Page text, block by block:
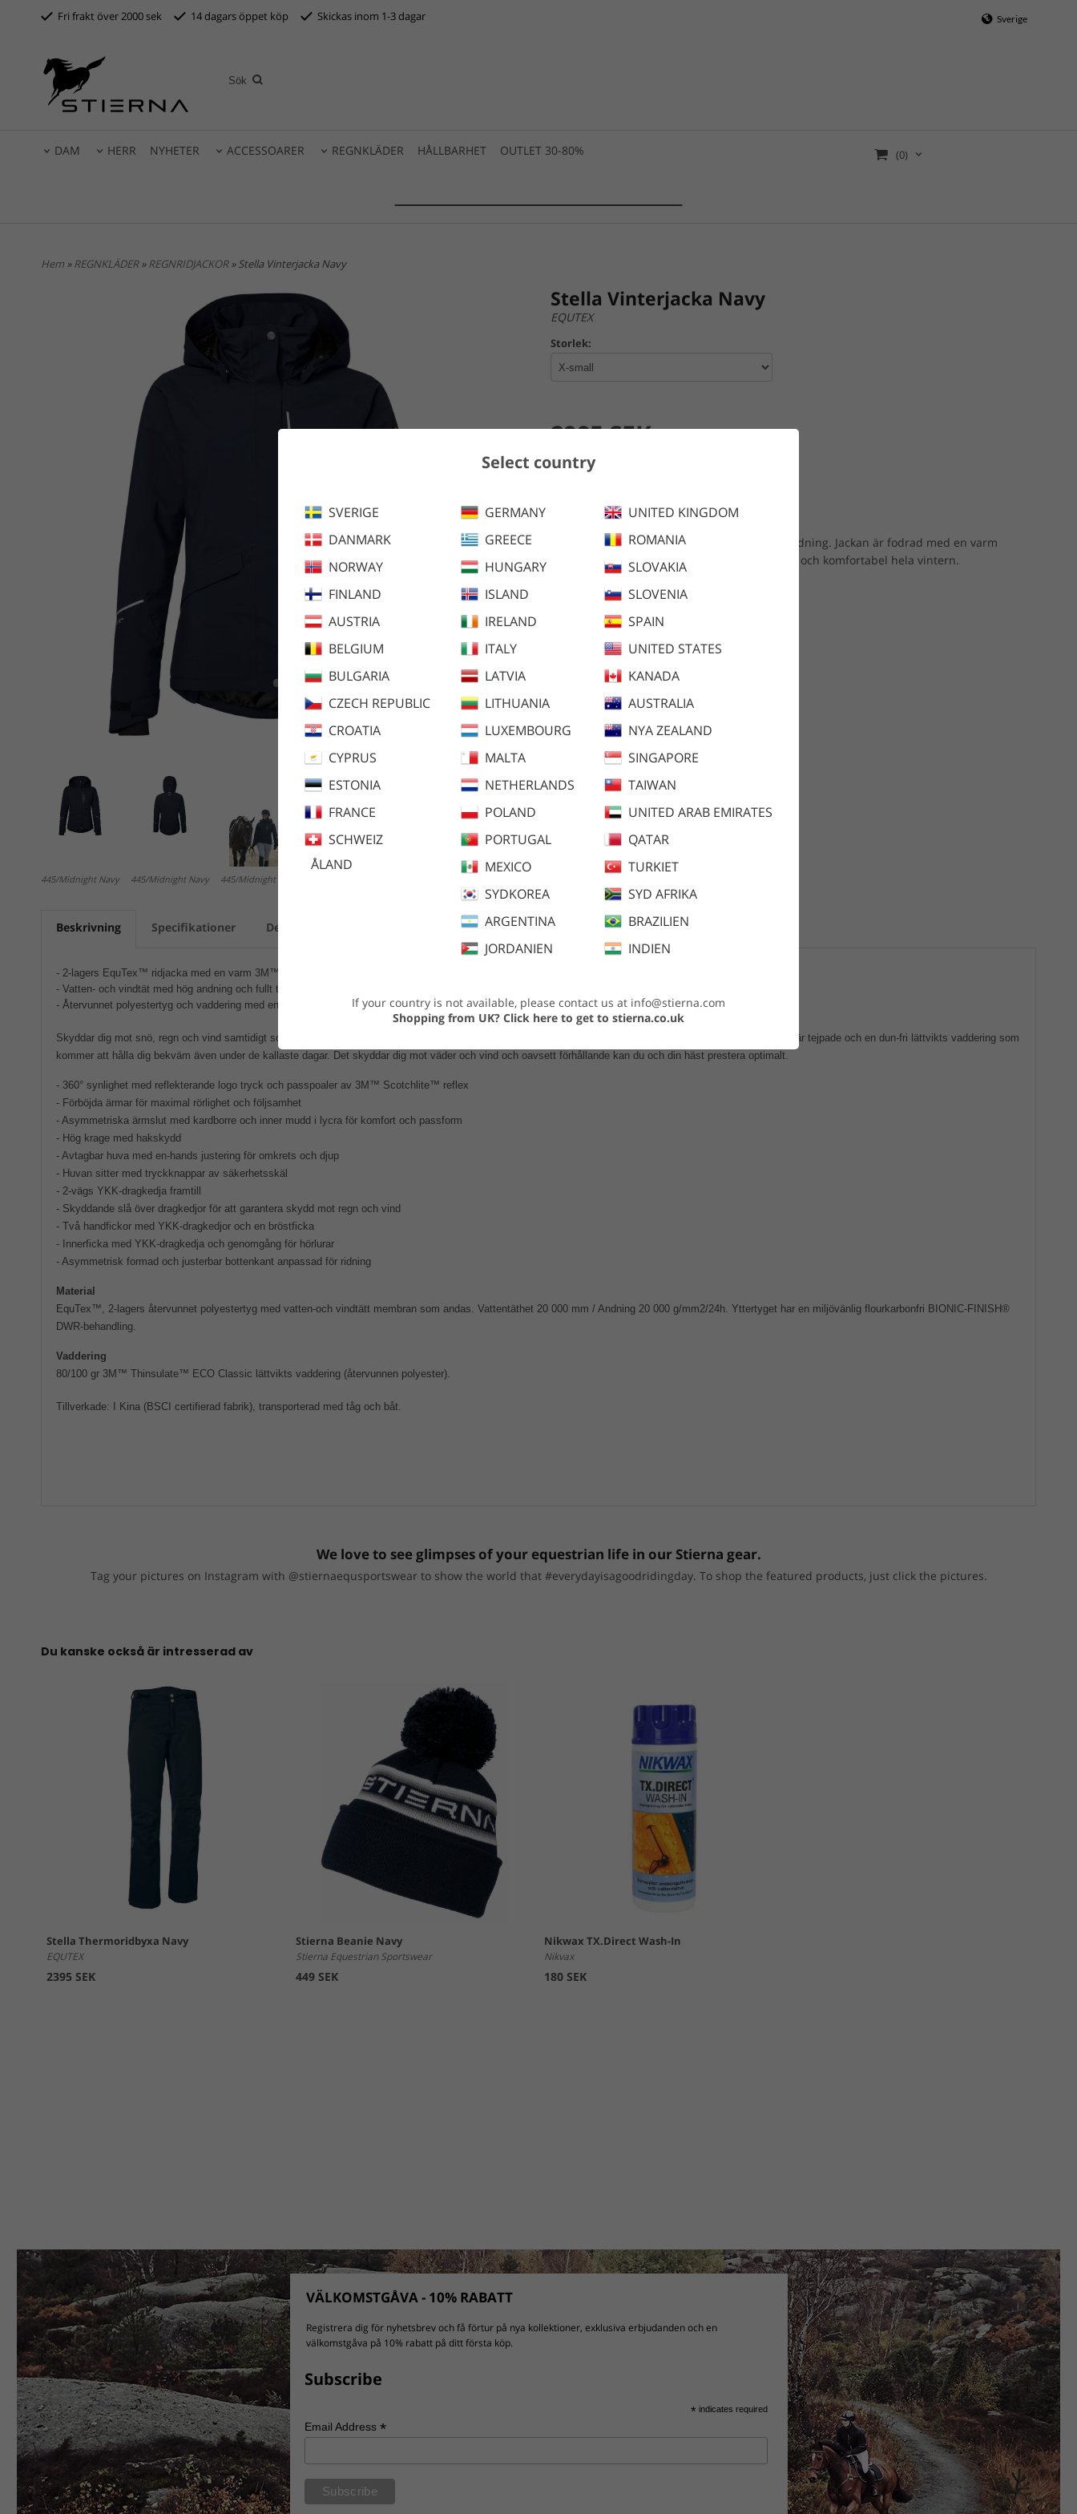
Fri frakt över 2000 sek 14 dagars öppet köp Skickas inom 1-3 dagar Sverige
Select country
SVERIGE
DANMARK
NORWAY
FINLAND
AUSTRIA
BELGIUM
BULGARIA
CZECH REPUBLIC
CROATIA
CYPRUS
ESTONIA
FRANCE
SCHWEIZ
ÅLAND
GERMANY
GREECE
HUNGARY
ISLAND
IRELAND
ITALY
LATVIA
LITHUANIA
LUXEMBOURG
MALTA
NETHERLANDS
POLAND
PORTUGAL
MEXICO
SYDKOREA
ARGENTINA
JORDANIEN
UNITED KINGDOM
ROMANIA
SLOVAKIA
SLOVENIA
SPAIN
UNITED STATES
KANADA
AUSTRALIA
NYA ZEALAND
SINGAPORE
TAIWAN
UNITED ARAB EMIRATES
QATAR
TURKIET
SYD AFRIKA
BRAZILIEN
INDIEN
If your country is not available, please contact us at info@stierna.com
Shopping from UK? Click here to get to stierna.co.uk
DAM HERR NYHETER ACCESSOARER REGNKLÄDER HÅLLBARHET OUTLET 30-80% (0)
Hem »REGNKLÄDER»REGNRIDJACKOR» Stella Vinterjacka Navy
445/Midnight Navy 445/Midnight Navy 445/Midnight Navy
Stella Vinterjacka Navy
EQUTEX
Storlek:
2995 SEK
En vatten- och vindtät vinterjacka med god andning. Jackan är fodrad med en varm
lättviktspadding och håller dig garanterat torr och komfortabel hela vintern.
Finns även i följande färger:
Beskrivning Specifikationer Dela Plaggmått
- 2-lagers EquTex™ ridjacka med en varm 3M™ Thinsulate™ lättviktsvaddering
- Vatten- och vindtät med hög andning och fullt tejpade sömmar
- Återvunnet polyestertyg och vaddering med en miljövänlig fluorocarbon fri DWR-treatment
Skyddar dig mot snö, regn och vind samtidigt som fukt och överskottsvärme snabbt kan avdunsta. Ett vatten- och vindtätplagg med hög andning, alla sömmar är tejpade och en dun-fri lättvikts vaddering som
kommer att hålla dig bekväm även under de kallaste dagar. Det skyddar dig mot väder och vind och oavsett förhållande kan du och din häst prestera optimalt.
- 360° synlighet med reflekterande logo tryck och passpoaler av 3M™ Scotchlite™ reflex
- Förböjda ärmar för maximal rörlighet och följsamhet
- Asymmetriska ärmslut med kardborre och inner mudd i lycra för komfort och passform
- Hög krage med hakskydd
- Avtagbar huva med en-hands justering för omkrets och djup
- Huvan sitter med tryckknappar av säkerhetsskäl
- 2-vägs YKK-dragkedja framtill
- Skyddande slå över dragkedjor för att garantera skydd mot regn och vind
- Två handfickor med YKK-dragkedjor och en bröstficka
- Innerficka med YKK-dragkedja och genomgång för hörlurar
- Asymmetrisk formad och justerbar bottenkant anpassad för ridning
Material
EquTex™, 2-lagers återvunnet polyestertyg med vatten-och vindtätt membran som andas. Vattentäthet 20 000 mm / Andning 20 000 g/mm2/24h. Yttertyget har en miljövänlig flourkarbonfri BIONIC-FINISH®
DWR-behandling.
Vaddering
80/100 gr 3M™ Thinsulate™ ECO Classic lättvikts vaddering (återvunnen polyester).
Tillverkade: I Kina (BSCI certifierad fabrik), transporterad med tåg och båt.
We love to see glimpses of your equestrian life in our Stierna gear.
Tag your pictures on Instagram with @stiernaequsportswear to show the world that #everydayisagoodridingday. To shop the featured products, just click the pictures.
Du kanske också är intresserad av
Stella Thermoridbyxa Navy
EQUTEX
2395 SEK
Stierna Beanie Navy
Stierna Equestrian Sportswear
449 SEK
Nikwax TX.Direct Wash-In
Nikvax
180 SEK
VÄLKOMSTGÅVA - 10% RABATT
Registrera dig för nyhetsbrev och få förtur på nya kollektioner, exklusiva erbjudanden och en
välkomstgåva på 10% rabatt på ditt första köp.
Subscribe
* indicates required
Email Address*